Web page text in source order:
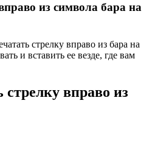
из символа бара на
стрелку вправо из бара на
и вставить ее везде, где вам
стрелку вправо из